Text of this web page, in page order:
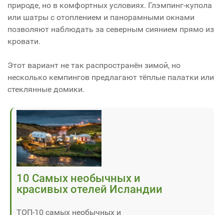
природе, но в комфортных условиях. Глэмпинг-купола
или шатры с отоплением и панорамными окнами
позволяют наблюдать за северным сиянием прямо из
кровати.
Этот вариант не так распространён зимой, но
несколько кемпингов предлагают тёплые палатки или
стеклянные домики.
10 Самых необычных и
красивых отелей Исландии
ТОП-10 самых необычных и